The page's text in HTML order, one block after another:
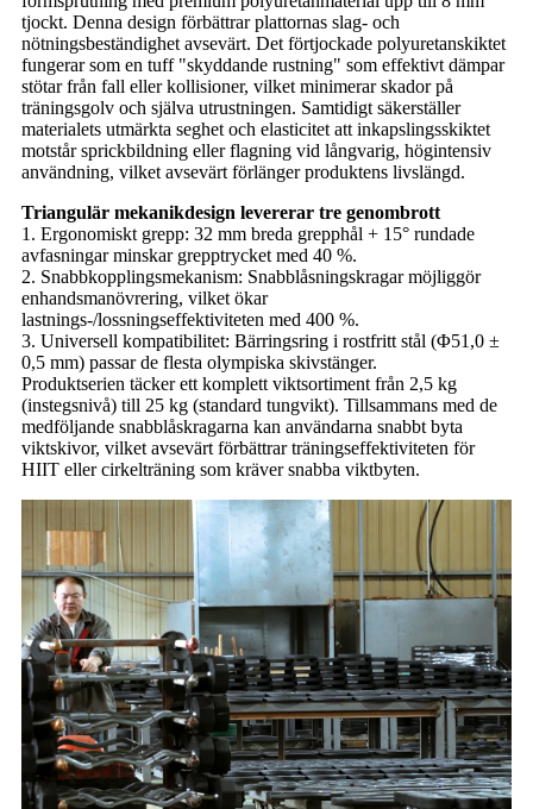
tjockt. Denna design förbättrar plattornas slag- och
nötningsbeständighet avsevärt. Det förtjockade polyuretanskiktet
fungerar som en tuff "skyddande rustning" som effektivt dämpar
stötar från fall eller kollisioner, vilket minimerar skador på
träningsgolv och själva utrustningen. Samtidigt säkerställer
materialets utmärkta seghet och elasticitet att inkapslingsskiktet
motstår sprickbildning eller flagning vid långvarig, högintensiv
användning, vilket avsevärt förlänger produktens livslängd.
Triangulär mekanikdesign levererar tre genombrott
1. Ergonomiskt grepp: 32 mm breda grepphål + 15° rundade
avfasningar minskar grepptrycket med 40 %.
2. Snabbkopplingsmekanism: Snabblåsningskragar möjliggör
enhandsmanövrering, vilket ökar
lastnings-/lossningseffektiviteten med 400 %.
3. Universell kompatibilitet: Bärringsring i rostfritt stål (Φ51,0 ±
0,5 mm) passar de flesta olympiska skivstänger.
Produktserien täcker ett komplett viktsortiment från 2,5 kg
(instegsnivå) till 25 kg (standard tungvikt). Tillsammans med de
medföljande snabblåskragarna kan användarna snabbt byta
viktskivor, vilket avsevärt förbättrar träningseffektiviteten för
HIIT eller cirkelträning som kräver snabba viktbyten.